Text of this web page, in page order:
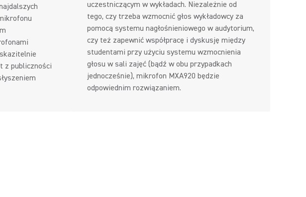
z publiczności
uczestniczącym w wykładach. Niezależnie od
tego, czy trzeba wzmocnić głos wykładowcy za
pomocą systemu nagłośnieniowego w audytorium,
czy też zapewnić współpracę i dyskusję między
studentami przy użyciu systemu wzmocnienia
głosu w sali zajęć (bądź w obu przypadkach
jednocześnie), mikrofon MXA920 będzie
odpowiednim rozwiązaniem.